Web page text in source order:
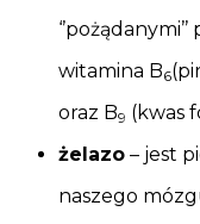
witamina B6
oraz B9 (kwas
żelazo – jest
naszego